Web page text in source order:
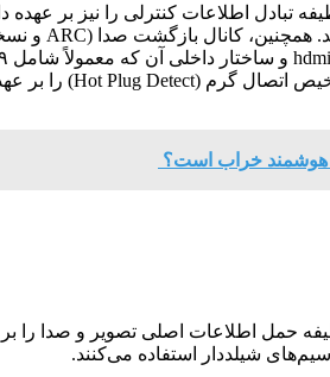
هوشمند خراب است؟
شیلددار استفاده می‌کنند.